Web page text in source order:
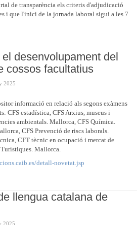
de transparència els criteris d'adjudicació
i que l'inici de la jornada laboral sigui a les 7
desenvolupament del
cossos facultatius
2025
informació en relació als segons exàmens
CFS estadística, CFS Arxius, museus i
ambientals. Mallorca, CFS Química.
CFS Prevenció de riscs laborals.
CFT tècnic en ocupació i mercat de
Mallorca.
detall-novetat.jsp
llengua catalana de
2025